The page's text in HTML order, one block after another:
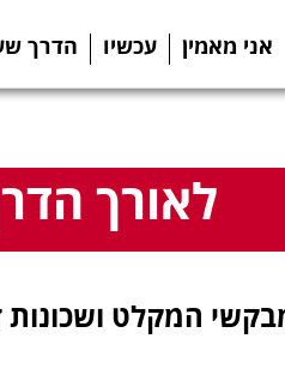
אני מאמין עכשיו הדרך
לאורך
המקלט